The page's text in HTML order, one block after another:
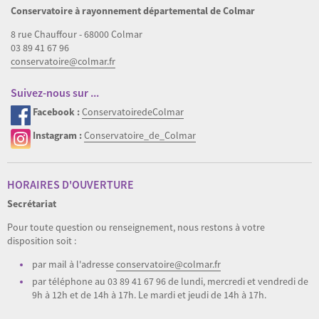
Conservatoire à rayonnement départemental de Colmar
8 rue Chauffour - 68000 Colmar
03 89 41 67 96
conservatoire@colmar.fr
Suivez-nous sur ...
Facebook :ConservatoiredeColmar
Instagram :Conservatoire_de_Colmar
HORAIRES D'OUVERTURE
Secrétariat
Pour toute question ou renseignement, nous restons à votre
disposition soit :
par mail à l'adresseconservatoire@colmar.fr
par téléphone au 03 89 41 67 96 de lundi, mercredi et vendredi de
9h à 12h et de 14h à 17h. Le mardi et jeudi de 14h à 17h.